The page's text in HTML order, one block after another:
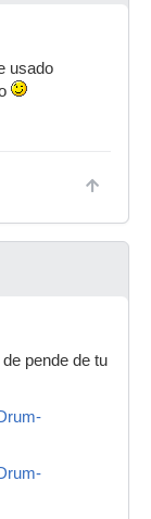
usado
pende de tu